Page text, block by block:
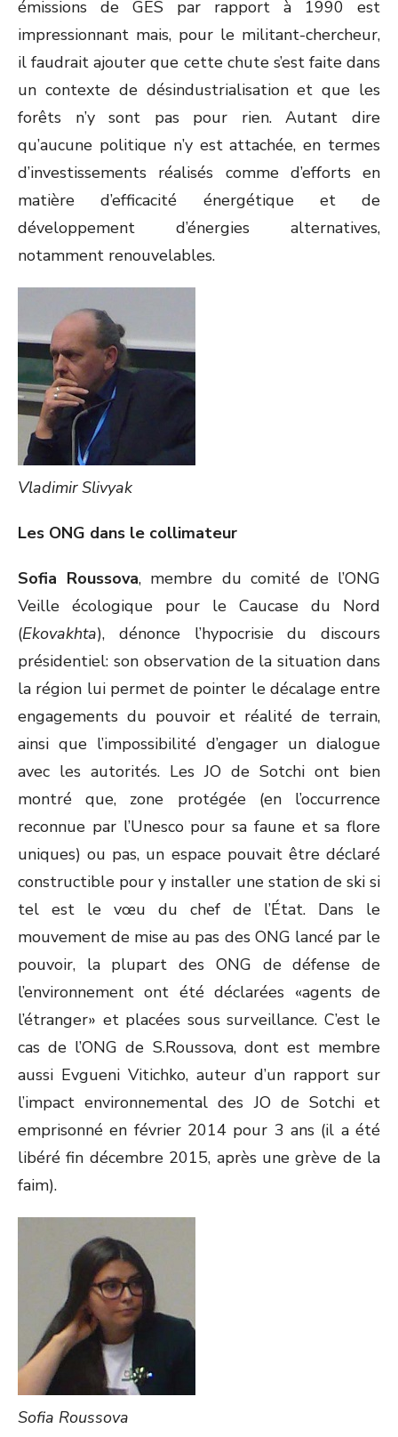
émissions de GES par rapport à 1990 est
impressionnant mais, pour le militant-chercheur,
il faudrait ajouter que cette chute s’est faite dans
un contexte de désindustrialisation et que les
forêts n’y sont pas pour rien. Autant dire
qu’aucune politique n’y est attachée, en termes
d’investissements réalisés comme d’efforts en
matière d’efficacité énergétique et de
développement d’énergies alternatives,
notamment renouvelables.
Vladimir Slivyak
Les ONG dans le collimateur
Sofia Roussova, membre du comité de l’ONG
Veille écologique pour le Caucase du Nord
(Ekovakhta), dénonce l’hypocrisie du discours
présidentiel: son observation de la situation dans
la région lui permet de pointer le décalage entre
engagements du pouvoir et réalité de terrain,
ainsi que l’impossibilité d’engager un dialogue
avec les autorités. Les JO de Sotchi ont bien
montré que, zone protégée (en l’occurrence
reconnue par l’Unesco pour sa faune et sa flore
uniques) ou pas, un espace pouvait être déclaré
constructible pour y installer une station de ski si
tel est le vœu du chef de l’État. Dans le
mouvement de mise au pas des ONG lancé par le
pouvoir, la plupart des ONG de défense de
l’environnement ont été déclarées «agents de
l’étranger» et placées sous surveillance. C’est le
cas de l’ONG de S.Roussova, dont est membre
aussi Evgueni Vitichko, auteur d’un rapport sur
l’impact environnemental des JO de Sotchi et
emprisonné en février 2014 pour 3 ans (il a été
libéré fin décembre 2015, après une grève de la
faim).
Sofia Roussova